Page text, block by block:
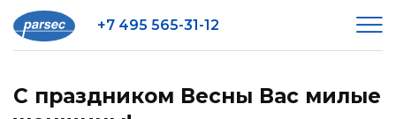
+7 495 565-31-12
С праздником Весны Вас милые